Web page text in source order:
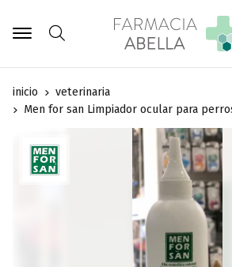
Buscar
inicio
veterinaria
Men for san Limpiador ocular para